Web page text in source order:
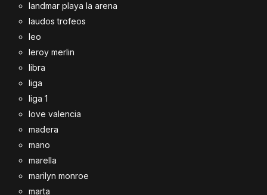
landmar playa la arena
laudos trofeos
leo
leroy merlin
libra
liga
liga 1
love valencia
madera
mano
marella
marilyn monroe
marta